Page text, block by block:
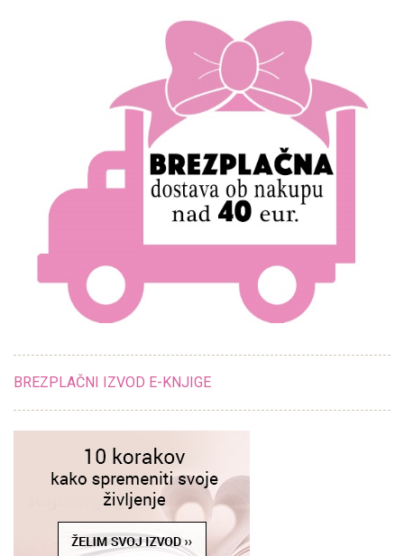
BREZPLAČNI IZVOD E-KNJIGE